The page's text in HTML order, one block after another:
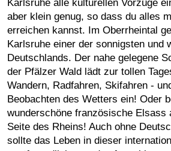
Karlsruhe alle kulturellen Vorzüge
aber klein genug, so dass du alles
erreichen kannst. Im Oberrheintal
Karlsruhe einer der sonnigsten und
Deutschlands. Der nahe gelegene
der Pfälzer Wald lädt zur tollen
Wandern, Radfahren, Skifahren -
Beobachten des Wetters ein! Oder
wunderschöne französische Elsass
Seite des Rheins! Auch ohne
sollte das Leben in dieser